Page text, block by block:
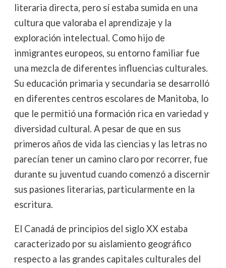
literaria directa, pero sí estaba sumida en una
cultura que valoraba el aprendizaje y la
exploración intelectual. Como hijo de
inmigrantes europeos, su entorno familiar fue
una mezcla de diferentes influencias culturales.
Su educación primaria y secundaria se desarrolló
en diferentes centros escolares de Manitoba, lo
que le permitió una formación rica en variedad y
diversidad cultural. A pesar de que en sus
primeros años de vida las ciencias y las letras no
parecían tener un camino claro por recorrer, fue
durante su juventud cuando comenzó a discernir
sus pasiones literarias, particularmente en la
escritura.
El Canadá de principios del siglo XX estaba
caracterizado por su aislamiento geográfico
respecto a las grandes capitales culturales del